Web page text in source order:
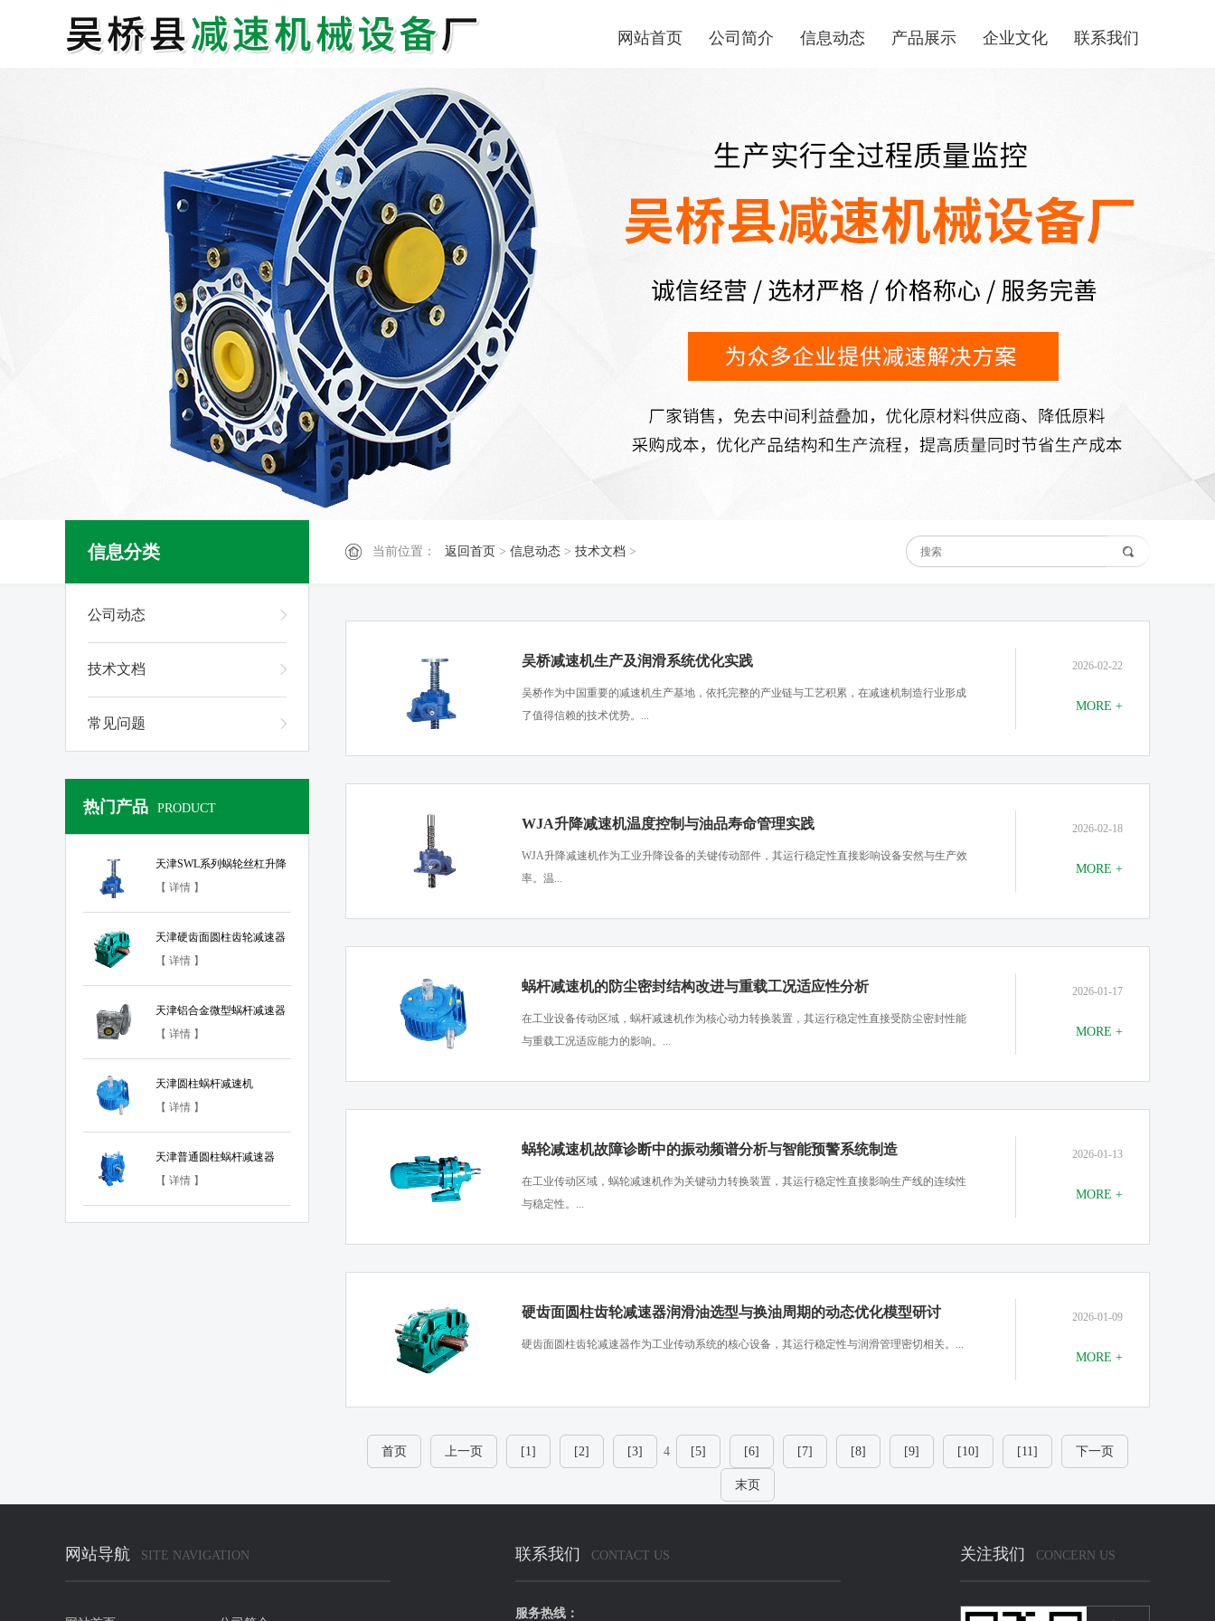
网站首页 公司简介 信息动态 产品展示 企业文化 联系我们
当前位置： 返回首页 > 信息动态 > 技术文档 >
信息分类
公司动态
技术文档
常见问题
热门产品 PRODUCT
天津SWL系列蜗轮丝杠升降
机【 详情 】
天津硬齿面圆柱齿轮减速器
【 详情 】
天津铝合金微型蜗杆减速器
【 详情 】
天津圆柱蜗杆减速机
【 详情 】
天津普通圆柱蜗杆减速器
【 详情 】
吴桥减速机生产及润滑系统优化实践
​吴桥作为中国重要的减速机生产基地，依托完整的产业链与工艺积累，在减速机制造行业形成
了值得信赖的技术优势。...
2026-02-22
MORE +
WJA升降减速机温度控制与油品寿命管理实践
​WJA升降减速机作为工业升降设备的关键传动部件，其运行稳定性直接影响设备安然与生产效
率。温...
2026-02-18
MORE +
蜗杆减速机的防尘密封结构改进与重载工况适应性分析
​在工业设备传动区域，蜗杆减速机作为核心动力转换装置，其运行稳定性直接受防尘密封性能
与重载工况适应能力的影响。...
2026-01-17
MORE +
蜗轮减速机故障诊断中的振动频谱分析与智能预警系统制造
​在工业传动区域，蜗轮减速机作为关键动力转换装置，其运行稳定性直接影响生产线的连续性
与稳定性。...
2026-01-13
MORE +
硬齿面圆柱齿轮减速器润滑油选型与换油周期的动态优化模型研讨
​硬齿面圆柱齿轮减速器作为工业传动系统的核心设备，其运行稳定性与润滑管理密切相关。...
2026-01-09
MORE +
首页 上一页 [1] [2] [3] 4 [5] [6] [7] [8] [9] [10] [11] 下一页
末页
网站导航 SITE NAVIGATION 联系我们 CONTACT US
服务热线：
关注我们 CONCERN US